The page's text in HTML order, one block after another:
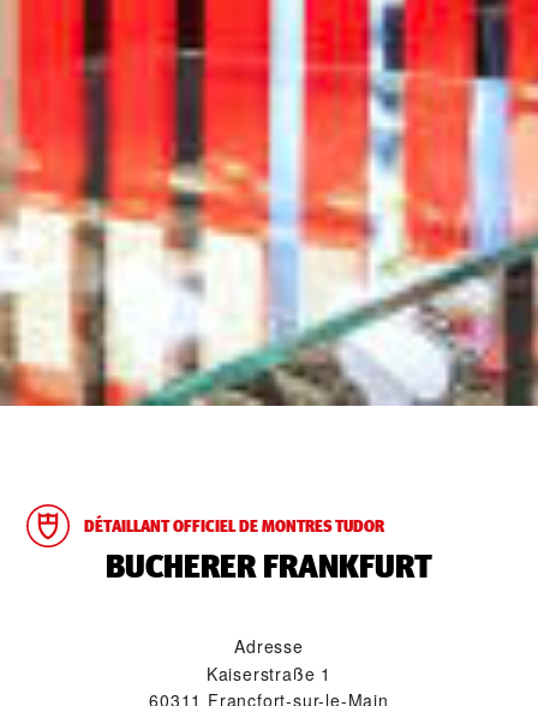
DÉTAILLANT OFFICIEL DE MONTRES TUDOR
‭BUCHERER FRANKFURT‬
Adresse
Kaiserstraße 1
60311 Francfort-sur-le-Main